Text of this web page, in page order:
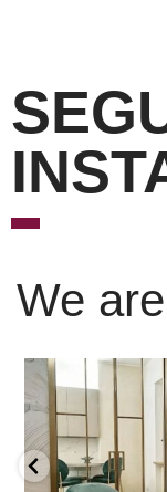
We
Scopri
tempo delle